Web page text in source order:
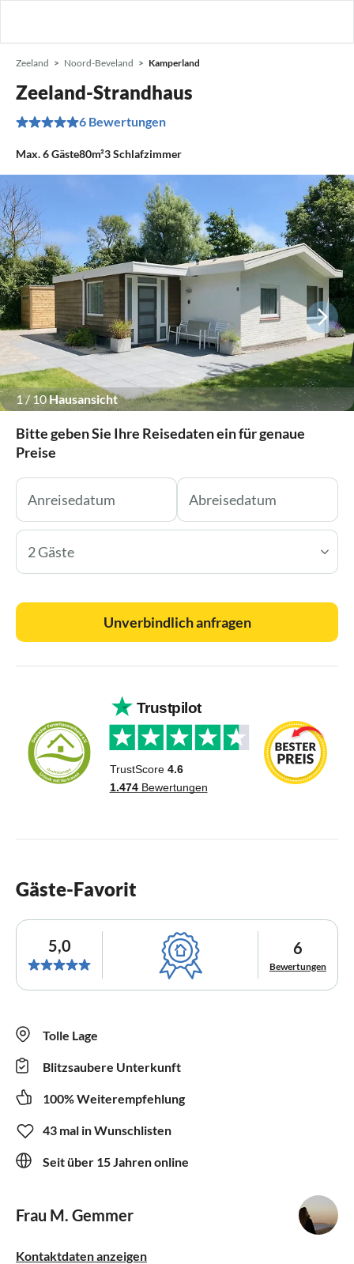
Zeeland Noord-Beveland Kamperland
Zeeland-Strandhaus
6 Bewertungen
Max.6Gäste80m²3Schlafzimmer
1/10Hausansicht
Bitte geben Sie Ihre Reisedaten ein für genaue
Preise
2 Gäste
Unverbindlich anfragen
Gäste-Favorit
5,0 6
Bewertungen
Tolle Lage
Blitzsaubere Unterkunft
100% Weiterempfehlung
43 mal in Wunschlisten
Seit über 15 Jahren online
Frau M. Gemmer
Kontaktdaten anzeigen